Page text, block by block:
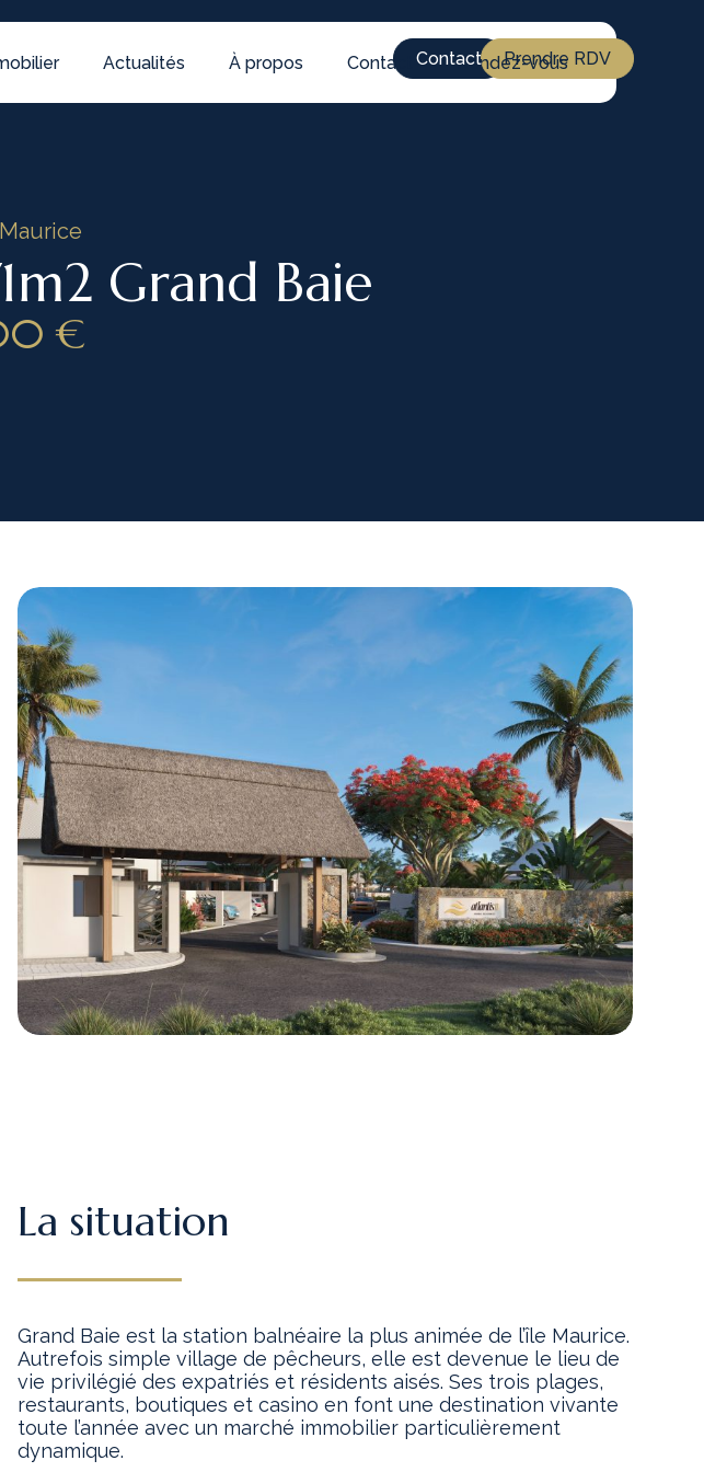
Actualités À propos Contact Rendez-vous
Contact Prendre RDV
Grand Baie
€
La situation
Grand Baie est la station balnéaire la plus animée de l’île Maurice.
Autrefois simple village de pêcheurs, elle est devenue le lieu de
vie privilégié des expatriés et résidents aisés. Ses trois plages,
restaurants, boutiques et casino en font une destination vivante
toute l’année avec un marché immobilier particulièrement
dynamique.